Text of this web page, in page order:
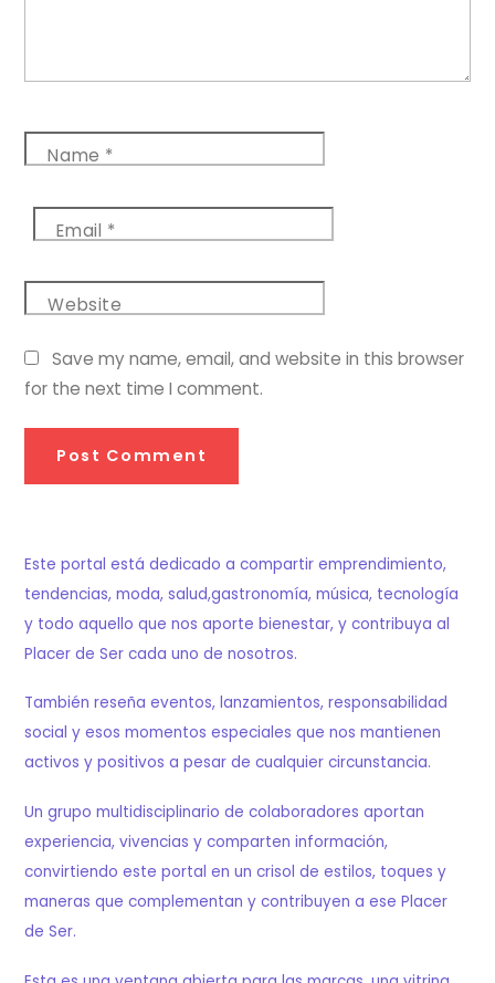
Name *
Email *
Website
Save my name, email, and website in this browser
for the next time I comment.
Este portal está dedicado a compartir emprendimiento,
tendencias, moda, salud,gastronomía, música, tecnología
y todo aquello que nos aporte bienestar, y contribuya al
Placer de Ser cada uno de nosotros.
También reseña eventos, lanzamientos, responsabilidad
social y esos momentos especiales que nos mantienen
activos y positivos a pesar de cualquier circunstancia.
Un grupo multidisciplinario de colaboradores aportan
experiencia, vivencias y comparten información,
convirtiendo este portal en un crisol de estilos, toques y
maneras que complementan y contribuyen a ese Placer
de Ser.